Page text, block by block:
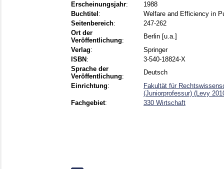
Erscheinungsjahr:
1988
Buchtitel :
Welfare and Efficiency in
Seitenbereich:
247-262
Ort der
Veröffentlichung:
Berlin [u.a.]
Verlag:
Springer
ISBN :
3-540-18824-X
Sprache der
Veröffentlichung:
Deutsch
Einrichtung:
Fakultät für
(Juniorprofessur) (Levy
Fachgebiet: 330 Wirtschaft